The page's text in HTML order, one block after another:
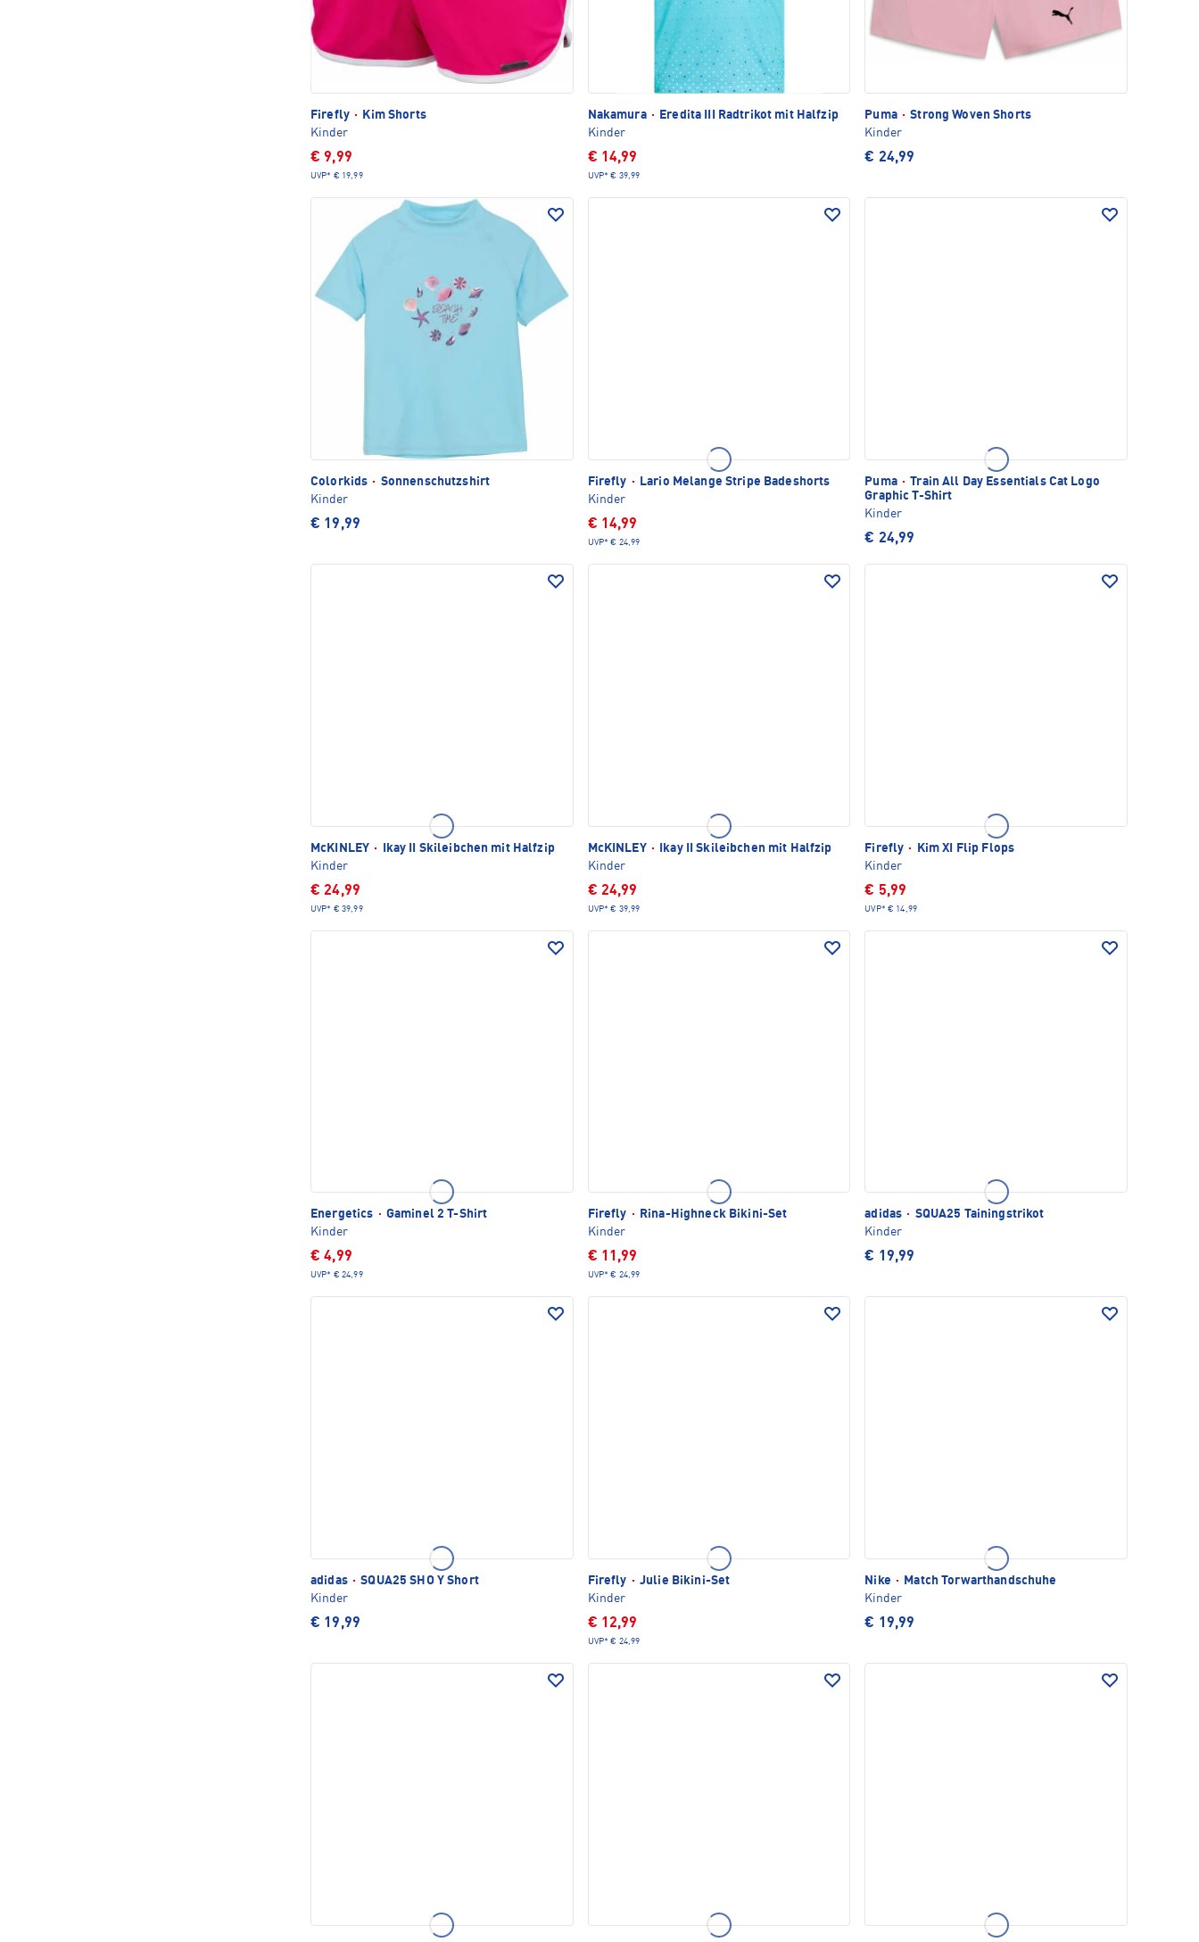
Firefly ·
Kim Shorts
Kinder
€ 9,99
UVP* € 19,99
Nakamura ·
Eredita III Radtrikot mit Halfzip
Kinder
€ 14,99
UVP* € 39,99
Puma · Strong Woven Shorts
Kinder
€ 24,99
Colorkids · Sonnenschutzshirt
Kinder
€ 19,99
Firefly ·
Lario Melange Stripe Badeshorts
Kinder
€ 14,99
UVP* € 24,99
Puma · Train All Day Essentials Cat Logo
Graphic T-Shirt
Kinder
€ 24,99
McKINLEY ·
Ikay II Skileibchen mit Halfzip
Kinder
€ 24,99
UVP* € 39,99
McKINLEY ·
Ikay II Skileibchen mit Halfzip
Kinder
€ 24,99
UVP* € 39,99
Firefly ·
Kim XI Flip Flops
Kinder
€ 5,99
UVP* € 14,99
Energetics · Gaminel 2 T-Shirt
Kinder
€ 4,99
UVP* € 24,99
Firefly ·
Rina-Highneck Bikini-Set
Kinder
€ 11,99
UVP* € 24,99
adidas · SQUA25 Tainingstrikot
Kinder
€ 19,99
adidas · SQUA25 SHO Y Short
Kinder
€ 19,99
Firefly · Julie Bikini-Set
Kinder
€ 12,99
UVP* € 24,99
Nike ·
Match Torwarthandschuhe
Kinder
€ 19,99